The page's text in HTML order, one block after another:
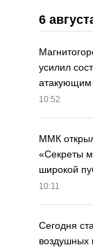
6
усилил
атакующим
10:52
ММК
«Секреты
широкой
10:11
Сегодня
воздушных